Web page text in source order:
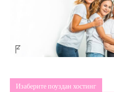
Изаберите поуздан хостинг